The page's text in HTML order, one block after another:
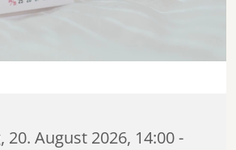
20. August 2026, 14:00 -